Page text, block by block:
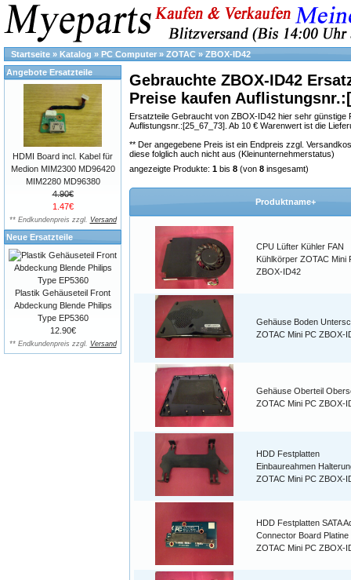
Startseite » Katalog » PC Computer » ZOTAC » ZBOX-ID42
Gebrauchte ZBOX-ID42
Preise kaufen
Ersatzteile Gebraucht von ZBOX-ID42 hier sehr
Auflistungsnr.:[25_67_73]. Ab 10 € Warenwert ist die
** Der angegebene Preis ist ein Endpreis zzgl.
diese folglich auch nicht aus (Kleinunternehmerstatus)
angezeigte Produkte: 1 bis 8 (von 8 insgesamt)
Produktname+
CPU Lüfter Kühler FAN
Kühlkörper ZOTAC Mini
ZBOX-ID42
Gehäuse Boden
ZOTAC Mini PC ZBOX-
Gehäuse Oberteil
ZOTAC Mini PC ZBOX-
HDD Festplatten
Einbaureahmen
ZOTAC Mini PC ZBOX-
HDD Festplatten SATA
Connector Board Platine
ZOTAC Mini PC ZBOX-
Angebote Ersatzteile
HDMI Board incl. Kabel für
Medion MIM2300 MD96420
MIM2280 MD96380
4.90€
1.47€
** Endkundenpreis zzgl. Versand
Neue Ersatzteile
Plastik Gehäuseteil Front
Abdeckung Blende Philips
Type EP5360
12.90€
** Endkundenpreis zzgl. Versand